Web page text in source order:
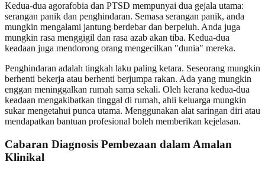
Kedua-dua agorafobia dan PTSD mempunyai dua gejala utama:
serangan panik dan penghindaran. Semasa serangan panik, anda
mungkin mengalami jantung berdebar dan berpeluh. Anda juga
mungkin rasa menggigil dan rasa azab akan tiba. Kedua-dua
keadaan juga mendorong orang mengecilkan "dunia" mereka.
Penghindaran adalah tingkah laku paling ketara. Seseorang mungkin
berhenti bekerja atau berhenti berjumpa rakan. Ada yang mungkin
enggan meninggalkan rumah sama sekali. Oleh kerana kedua-dua
keadaan mengakibatkan tinggal di rumah, ahli keluarga mungkin
sukar mengetahui punca utama. Menggunakan alat saringan diri atau
mendapatkan bantuan profesional boleh memberikan kejelasan.
Cabaran Diagnosis Pembezaan dalam Amalan
Klinikal